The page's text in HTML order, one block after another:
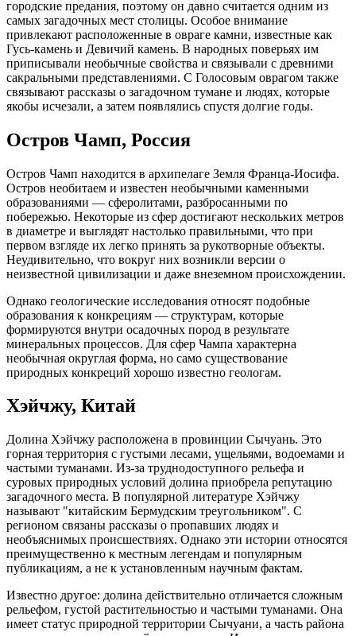
городские предания, поэтому он давно считается одним из
самых загадочных мест столицы. Особое внимание
привлекают расположенные в овраге камни, известные как
Гусь-камень и Девичий камень. В народных поверьях им
приписывали необычные свойства и связывали с древними
сакральными представлениями. С Голосовым оврагом также
связывают рассказы о загадочном тумане и людях, которые
якобы исчезали, а затем появлялись спустя долгие годы.
Остров Чамп, Россия
Остров Чамп находится в архипелаге Земля Франца-Иосифа.
Остров необитаем и известен необычными каменными
образованиями — сферолитами, разбросанными по
побережью. Некоторые из сфер достигают нескольких метров
в диаметре и выглядят настолько правильными, что при
первом взгляде их легко принять за рукотворные объекты.
Неудивительно, что вокруг них возникли версии о
неизвестной цивилизации и даже внеземном происхождении.
Однако геологические исследования относят подобные
образования к конкрециям — структурам, которые
формируются внутри осадочных пород в результате
минеральных процессов. Для сфер Чампа характерна
необычная округлая форма, но само существование
природных конкреций хорошо известно геологам.
Хэйчжу, Китай
Долина Хэйчжу расположена в провинции Сычуань. Это
горная территория с густыми лесами, ущельями, водоемами и
частыми туманами. Из-за труднодоступного рельефа и
суровых природных условий долина приобрела репутацию
загадочного места. В популярной литературе Хэйчжу
называют "китайским Бермудским треугольником". С
регионом связаны рассказы о пропавших людях и
необъяснимых происшествиях. Однако эти истории относятся
преимущественно к местным легендам и популярным
публикациям, а не к установленным научным фактам.
Известно другое: долина действительно отличается сложным
рельефом, густой растительностью и частыми туманами. Она
имеет статус природной территории Сычуани, а часть района